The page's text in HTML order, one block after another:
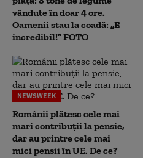
vândute în doar 4 ore.
Oamenii stau la coadă: „E
incredibil!” FOTO
NEWSWEEK
Românii plătesc cele mai
mari contribuții la pensie,
dar au printre cele mai
mici pensii în UE. De ce?